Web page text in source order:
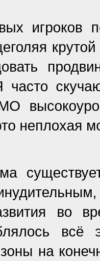
игроков
часто
неплохая
во
всё
на